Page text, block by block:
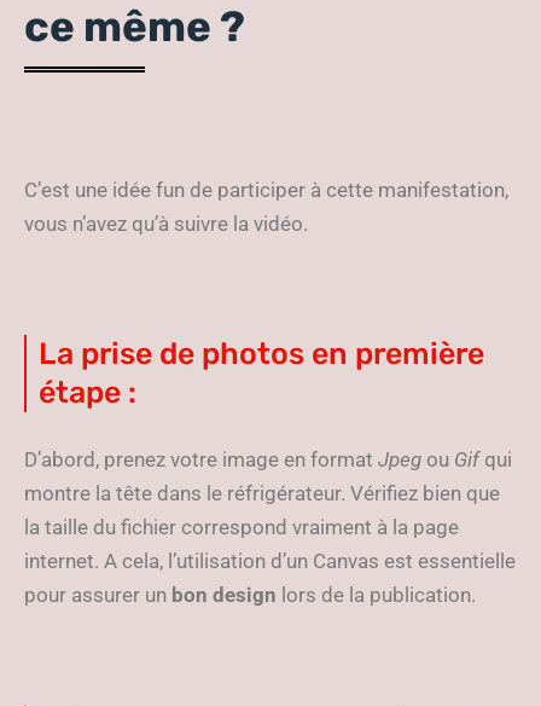
ce même ?
C’est une idée fun de participer à cette manifestation,
vous n’avez qu’à suivre la vidéo.
La prise de photos en première
étape :
D’abord, prenez votre image en format Jpeg ou Gifqui
montre la tête dans le réfrigérateur. Vérifiez bien que
la taille du fichier correspond vraiment à la page
internet. A cela, l’utilisation d’un Canvas est essentielle
pour assurer un bon design lors de la publication.